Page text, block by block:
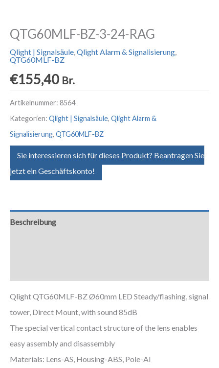
QTG60MLF-BZ-3-24-RAG
Qlight | Signalsäule,Qlight Alarm & Signalisierung,
QTG60MLF-BZ
€155,40 Br.
Artikelnummer: 8564
Kategorien: Qlight | Signalsäule, Qlight Alarm &
Signalisierung, QTG60MLF-BZ
Sie interessieren sich für dieses Produkt? Beantragen Sie
jetzt ein Geschäftskonto!
Beschreibung
Qlight QTG60MLF-BZ Ø60mm LED Steady/flashing, signal
tower, Direct Mount, with sound 85dB
The special vertical contact structure of the lens enables
easy assembly and disassembly
Materials: Lens-AS, Housing-ABS, Pole-Al